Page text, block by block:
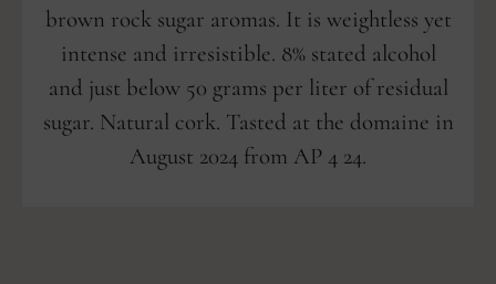
brown rock sugar aromas. It is weightless yet
intense and irresistible. 8% stated alcohol
and just below 50 grams per liter of residual
sugar. Natural cork. Tasted at the domaine in
August 2024 from AP 4 24.